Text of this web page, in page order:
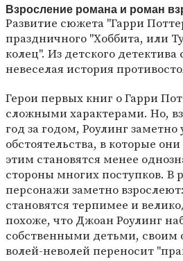
Взросление романа и роман
Развитие сюжета "Гарри
праздничного "Хоббита, или
колец". Из детского
невеселая история
Герои первых книг о Гарри
сложными характерами. Но,
год за годом, Роулинг
обстоятельства, в которые
этим становятся менее
стороны многих поступков. В
персонажи заметно
становятся терпимее и
похоже, что Джоан Роулинг
собственными детьми,
волей-неволей переносит